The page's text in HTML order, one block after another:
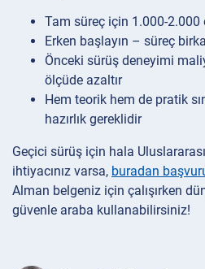
Tam süreç için 1.000-2.000
Erken başlayın – süreç
Önceki sürüş deneyimi
ölçüde azaltır
Hem teorik hem de pratik
hazırlık gereklidir
Geçici sürüş için hala
ihtiyacınız varsa, buradan
Alman belgeniz için çalışırken
güvenle araba kullanabilirsiniz!